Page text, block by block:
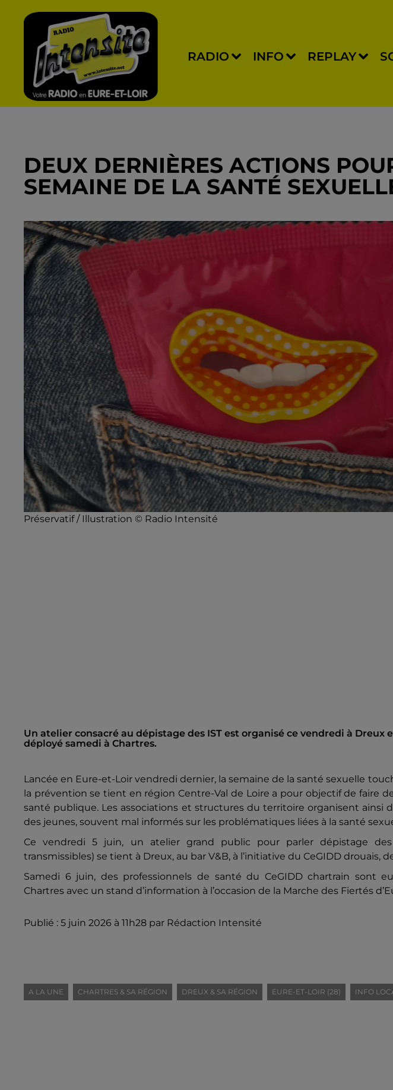
RADIO INFO REPLAY
DEUX DERNIÈRES ACTIONS
SEMAINE DE LA SANTÉ
Préservatif / Illustration © Radio Intensité
Un atelier consacré au dépistage des IST est organisé ce vendredi à
déployé samedi à Chartres.
Lancée en Eure-et-Loir vendredi dernier, la semaine de la santé sexuelle
la prévention se tient en région Centre-Val de Loire a pour objectif de faire
santé publique. Les associations et structures du territoire organisent ainsi
des jeunes, souvent mal informés sur les problématiques liées à la santé
Ce vendredi 5 juin, un atelier grand public pour parler dépistage des
transmissibles) se tient à Dreux, au bar V&B, à l’initiative du CeGIDD drouais,
Samedi 6 juin, des professionnels de santé du CeGIDD chartrain sont
Chartres avec un stand d’information à l’occasion de la Marche des Fiertés
Publié : 5 juin 2026 à 11h28 par Rédaction Intensité
A LA UNE CHARTRES & SA RÉGION DREUX & SA RÉGION EURE-ET-LOIR (28) INFO